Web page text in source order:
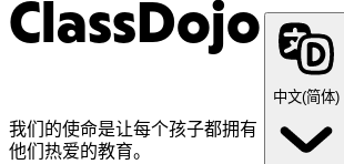
ClassDojo
我们的使命是让每个孩子都拥有
他们热爱的教育。
中文(简体)